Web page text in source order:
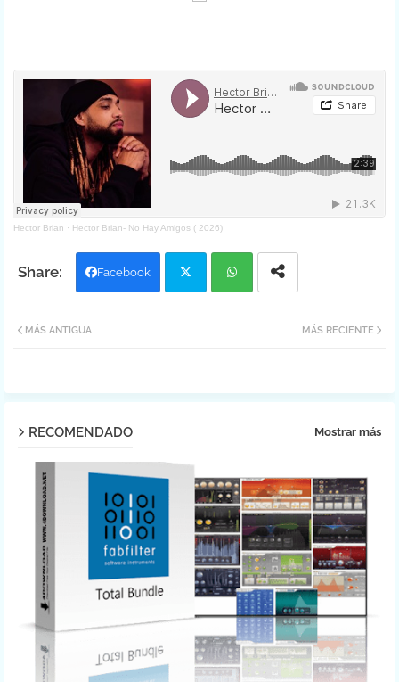
Hector Brian · Hector Brian- No Hay Amigos ( 2026)
Facebook
MÁS RECIENTE
MÁS ANTIGUA
RECOMENDADO Mostrar más